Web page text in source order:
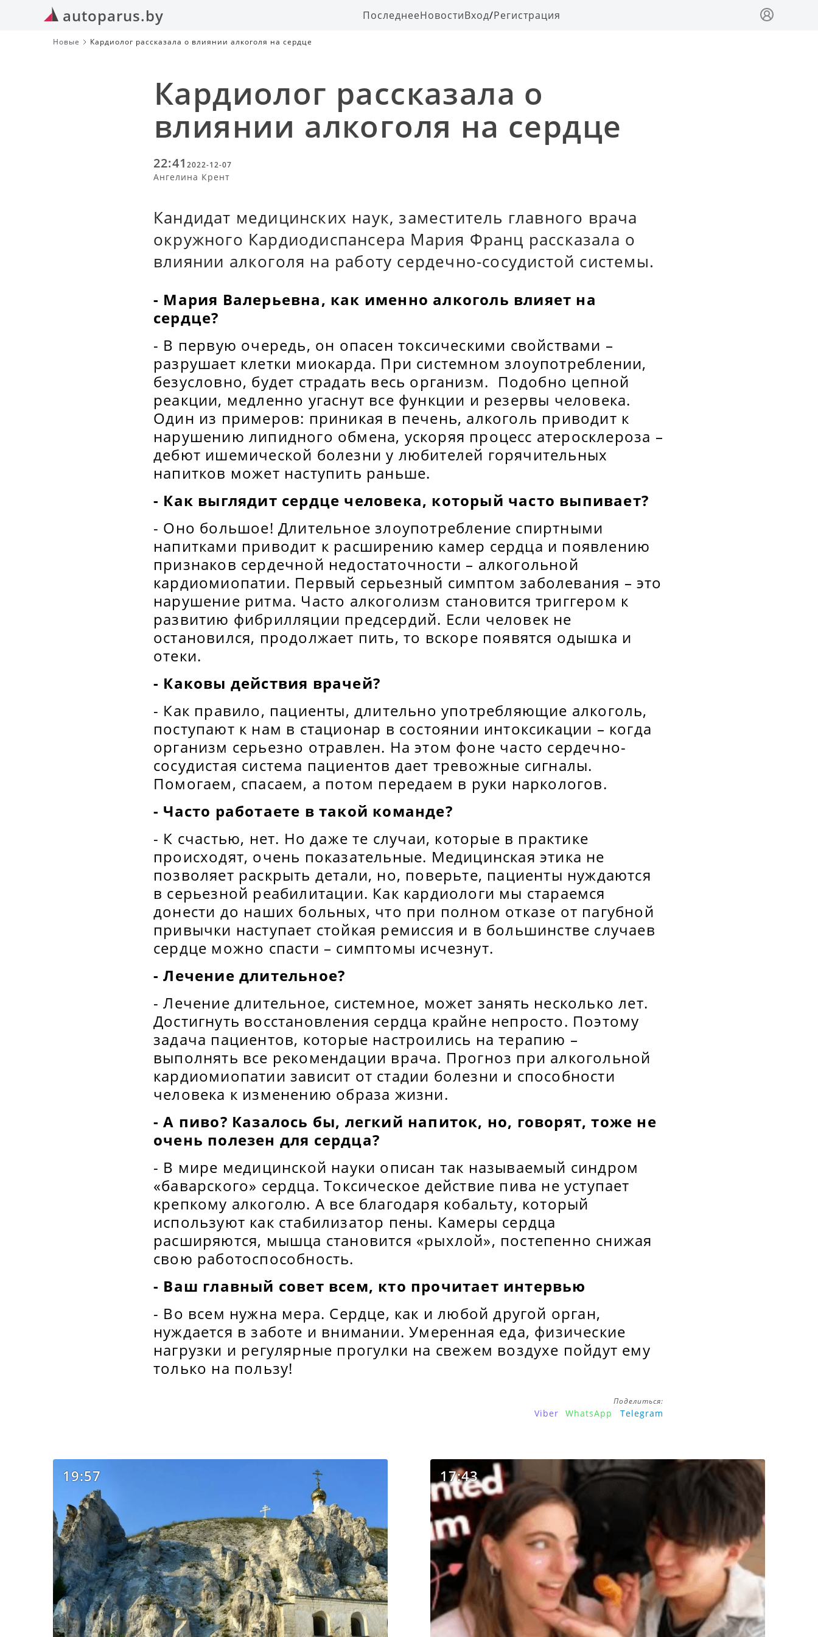
autoparus.by ПоследнееНовостиВход/Регистрация
Новые Кардиолог рассказала о влиянии алкоголя на сердце
Кардиолог рассказала о
влиянии алкоголя на сердце
22:41 2022-12-07
Ангелина Крент
Кандидат медицинских наук, заместитель главного врача
окружного Кардиодиспансера Мария Франц рассказала о
влиянии алкоголя на работу сердечно-сосудистой системы.
- Мария Валерьевна, как именно алкоголь влияет на
сердце?
- В первую очередь, он опасен токсическими свойствами –
разрушает клетки миокарда. При системном злоупотреблении,
безусловно, будет страдать весь организм. Подобно цепной
реакции, медленно угаснут все функции и резервы человека.
Один из примеров: приникая в печень, алкоголь приводит к
нарушению липидного обмена, ускоряя процесс атеросклероза –
дебют ишемической болезни у любителей горячительных
напитков может наступить раньше.
- Как выглядит сердце человека, который часто выпивает?
- Оно большое! Длительное злоупотребление спиртными
напитками приводит к расширению камер сердца и появлению
признаков сердечной недостаточности – алкогольной
кардиомиопатии. Первый серьезный симптом заболевания – это
нарушение ритма. Часто алкоголизм становится триггером к
развитию фибрилляции предсердий. Если человек не
остановился, продолжает пить, то вскоре появятся одышка и
отеки.
- Каковы действия врачей?
- Как правило, пациенты, длительно употребляющие алкоголь,
поступают к нам в стационар в состоянии интоксикации – когда
организм серьезно отравлен. На этом фоне часто сердечно-
сосудистая система пациентов дает тревожные сигналы.
Помогаем, спасаем, а потом передаем в руки наркологов.
- Часто работаете в такой команде?
- К счастью, нет. Но даже те случаи, которые в практике
происходят, очень показательные. Медицинская этика не
позволяет раскрыть детали, но, поверьте, пациенты нуждаются
в серьезной реабилитации. Как кардиологи мы стараемся
донести до наших больных, что при полном отказе от пагубной
привычки наступает стойкая ремиссия и в большинстве случаев
сердце можно спасти – симптомы исчезнут.
- Лечение длительное?
- Лечение длительное, системное, может занять несколько лет.
Достигнуть восстановления сердца крайне непросто. Поэтому
задача пациентов, которые настроились на терапию –
выполнять все рекомендации врача. Прогноз при алкогольной
кардиомиопатии зависит от стадии болезни и способности
человека к изменению образа жизни.
- А пиво? Казалось бы, легкий напиток, но, говорят, тоже не
очень полезен для сердца?
- В мире медицинской науки описан так называемый синдром
«баварского» сердца. Токсическое действие пива не уступает
крепкому алкоголю. А все благодаря кобальту, который
используют как стабилизатор пены. Камеры сердца
расширяются, мышца становится «рыхлой», постепенно снижая
свою работоспособность.
- Ваш главный совет всем, кто прочитает интервью
- Во всем нужна мера. Сердце, как и любой другой орган,
нуждается в заботе и внимании. Умеренная еда, физические
нагрузки и регулярные прогулки на свежем воздухе пойдут ему
только на пользу!
Поделиться:
Viber WhatsApp Telegram
19:57 17:43